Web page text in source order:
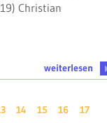
Christian
weiterlesen
14 15 16
17